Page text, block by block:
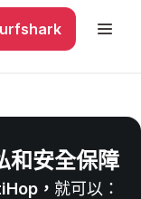
和安全保障
， 就可以：